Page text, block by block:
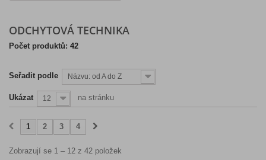
ODCHYTOVÁ TECHNIKA
Počet produktů: 42
Seřadit podle Názvu: od A do Z
Ukázat 12 na stránku
1 2 3 4
Zobrazují se 1 – 12 z 42 položek